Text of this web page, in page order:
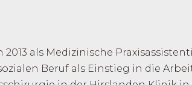
als Medizinische
Beruf als Einstieg in die